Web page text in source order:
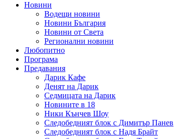
Новини
Водещи новини
Новини България
Новини от Света
Регионални новини
Любопитно
Програма
Предавания
Дарик Кафе
Денят на Дарик
Седмицата на Дарик
Новините в 18
Ники Кънчев Шоу
Следобедният блок с Димитър Панев
Следобедният блок с Надя Брайт